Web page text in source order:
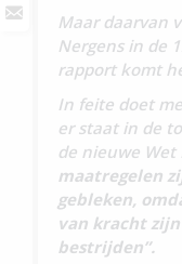
Maar daarvan
Nergens in de
rapport komt
In feite doet
er staat in de
de nieuwe Wet
maatregelen
gebleken,
van kracht
bestrijden”.